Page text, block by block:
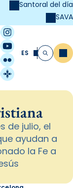
Santoral del día
SAVA
Instagram
YouTube
Flickr
Estel
Catalunya
ES Buscar
de julio, el
ayudan a
la Fe a